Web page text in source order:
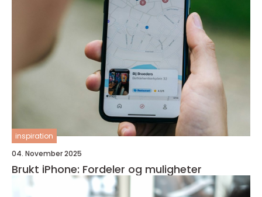
inspiration
04. November 2025
Brukt iPhone: Fordeler og muligheter